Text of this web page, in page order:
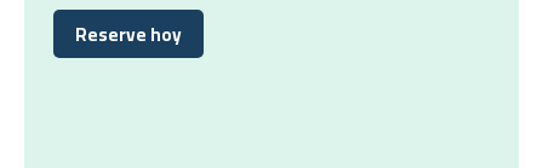
Reserve hoy
Reserve hoy